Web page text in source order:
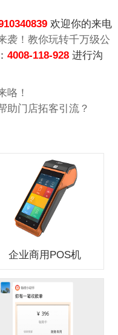
欢迎你的来电
袭！教你玩转千万级公
4008-118-928 进行沟
咯！
助门店拓客引流？
企业商用POS机